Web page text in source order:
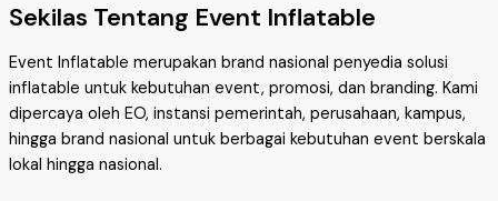
Sekilas Tentang Event Inflatable
Event Inflatable merupakan brand nasional penyedia solusi
inflatable untuk kebutuhan event, promosi, dan branding. Kami
dipercaya oleh EO, instansi pemerintah, perusahaan, kampus,
hingga brand nasional untuk berbagai kebutuhan event berskala
lokal hingga nasional.